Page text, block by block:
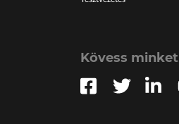
Kövess minket